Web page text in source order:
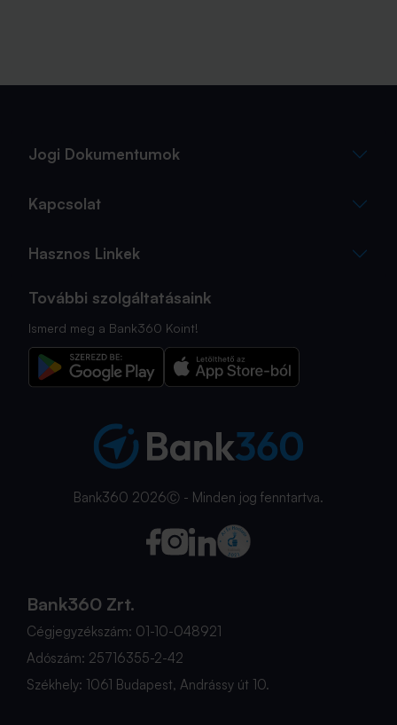
Jogi Dokumentumok
Kapcsolat
Hasznos Linkek
További szolgáltatásaink
Ismerd meg a Bank360 Koint!
Bank360 2026Ⓒ - Minden jog fenntartva.
Bank360 Zrt.
Cégjegyzékszám: 01-10-048921
Adószám: 25716355-2-42
Székhely: 1061 Budapest, Andrássy út 10.